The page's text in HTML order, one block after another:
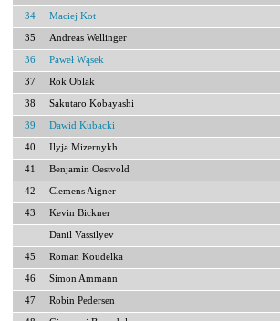
34 Maciej Kot
35 Andreas Wellinger
36 Paweł Wąsek
37 Rok Oblak
38 Sakutaro Kobayashi
39 Dawid Kubacki
40 Ilyja Mizernykh
41 Benjamin Oestvold
42 Clemens Aigner
43 Kevin Bickner
Danil Vassilyev
45 Roman Koudelka
46 Simon Ammann
47 Robin Pedersen